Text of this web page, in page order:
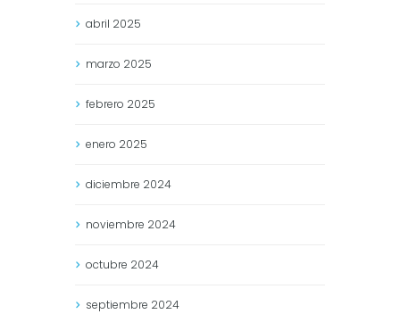
abril 2025
marzo 2025
febrero 2025
enero 2025
diciembre 2024
noviembre 2024
octubre 2024
septiembre 2024